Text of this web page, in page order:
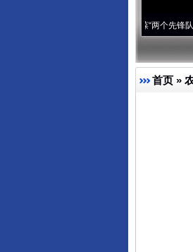
永葆“两个先锋队”本色·[视
首页 »